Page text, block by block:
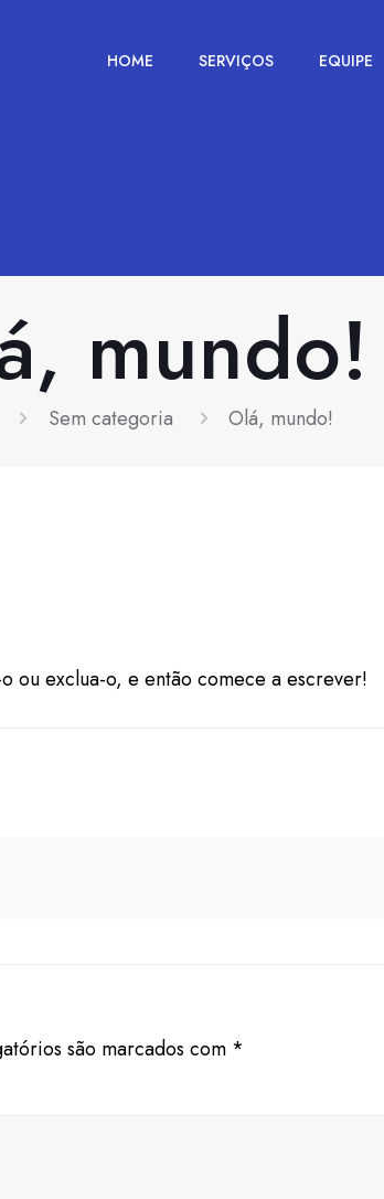
HOME SERVIÇOS EQUIPE
mundo!
Sem categoria Olá, mundo!
ou exclua-o, e então comece a escrever!
são marcados com *